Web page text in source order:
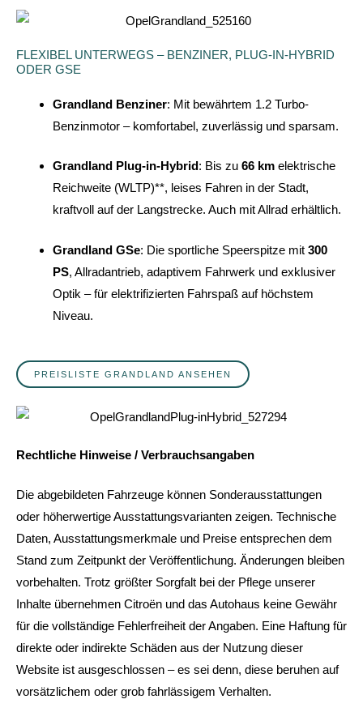
FLEXIBEL UNTERWEGS – BENZINER, PLUG-IN-HYBRID
ODER GSE
Grandland Benziner: Mit bewährtem 1.2 Turbo-
Benzinmotor – komfortabel, zuverlässig und sparsam.
Grandland Plug-in-Hybrid: Bis zu 66 km elektrische
Reichweite (WLTP)**, leises Fahren in der Stadt,
kraftvoll auf der Langstrecke. Auch mit Allrad erhältlich.
Grandland GSe: Die sportliche Speerspitze mit 300
PS, Allradantrieb, adaptivem Fahrwerk und exklusiver
Optik – für elektrifizierten Fahrspaß auf höchstem
Niveau.
PREISLISTE GRANDLAND ANSEHEN
Rechtliche Hinweise / Verbrauchsangaben
Die abgebildeten Fahrzeuge können Sonderausstattungen
oder höherwertige Ausstattungsvarianten zeigen. Technische
Daten, Ausstattungsmerkmale und Preise entsprechen dem
Stand zum Zeitpunkt der Veröffentlichung. Änderungen bleiben
vorbehalten. Trotz größter Sorgfalt bei der Pflege unserer
Inhalte übernehmen Citroën und das Autohaus keine Gewähr
für die vollständige Fehlerfreiheit der Angaben. Eine Haftung für
direkte oder indirekte Schäden aus der Nutzung dieser
Website ist ausgeschlossen – es sei denn, diese beruhen auf
vorsätzlichem oder grob fahrlässigem Verhalten.